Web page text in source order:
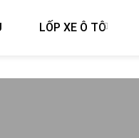
LỐP XE Ô TÔ